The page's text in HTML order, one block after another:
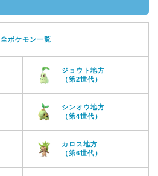
全ポケモン一覧
ジョウト地方
（第2世代）
シンオウ地方
（第4世代）
カロス地方
（第6世代）